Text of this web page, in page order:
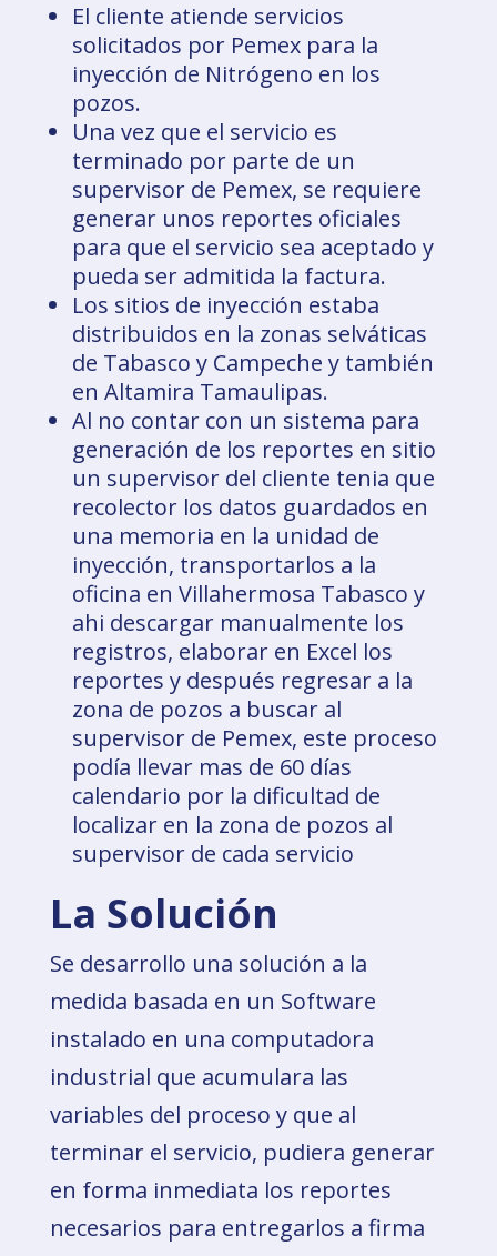
El cliente atiende servicios
solicitados por Pemex para la
inyección de Nitrógeno en los
pozos.
Una vez que el servicio es
terminado por parte de un
supervisor de Pemex, se requiere
generar unos reportes oficiales
para que el servicio sea aceptado y
pueda ser admitida la factura.
Los sitios de inyección estaba
distribuidos en la zonas selváticas
de Tabasco y Campeche y también
en Altamira Tamaulipas.
Al no contar con un sistema para
generación de los reportes en sitio
un supervisor del cliente tenia que
recolector los datos guardados en
una memoria en la unidad de
inyección, transportarlos a la
oficina en Villahermosa Tabasco y
ahi descargar manualmente los
registros, elaborar en Excel los
reportes y después regresar a la
zona de pozos a buscar al
supervisor de Pemex, este proceso
podía llevar mas de 60 días
calendario por la dificultad de
localizar en la zona de pozos al
supervisor de cada servicio
La Solución
Se desarrollo una solución a la
medida basada en un Software
instalado en una computadora
industrial que acumulara las
variables del proceso y que al
terminar el servicio, pudiera generar
en forma inmediata los reportes
necesarios para entregarlos a firma